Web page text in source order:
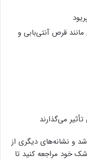
قرص آنتی‌بابی و
می‌گذارند
و نشانه‌های دیگری از
خود مراجعه کنید تا